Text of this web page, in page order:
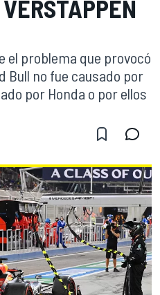
el problema que provocó
Bull no fue causado por
por Honda o por ellos